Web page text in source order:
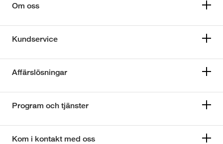
Om oss
Kundservice
Affärslösningar
Program och tjänster
Kom i kontakt med oss